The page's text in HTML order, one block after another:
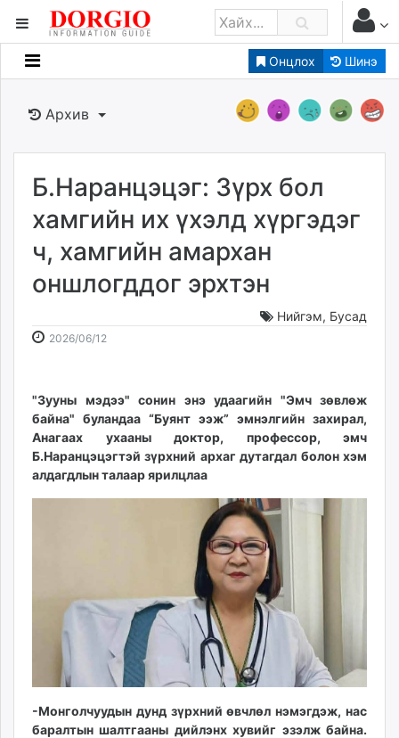
Онцлох Шинэ
Мэдээллийн
Банк санхүү
Бизнес ААН
Төрийн
Нийслэлийн
dorgio.mn
Gogo.mn
news.mn
zindaa.mn
ikon.mn
mnb.mn
Livetv.mn
Eguur.mn
24tsag.mn
today.mn
mminfo.mn
ugluu.mn
urlag.mn
unen.mn
Архив
Б.Наранцэцэг: Зүрх бол
хамгийн их үхэлд хүргэдэг
ч, хамгийн амархан
оншлогддог эрхтэн
Нийгэм, Бусад
2026/06/12
11:32:58
00:56:15
"Зууны мэдээ" сонин энэ удаагийн "Эмч зөвлөж
байна" буландаа “Буянт ээж” эмнэлгийн захирал,
Анагаах ухааны доктор, профессор, эмч
Б.Наранцэцэгтэй зүрхний архаг дутагдал болон хэм
алдагдлын талаар ярилцлаа
-Монголчуудын дунд зүрхний өвчлөл нэмэгдэж, нас
баралтын шалтгааны дийлэнх хувийг эзэлж байна.